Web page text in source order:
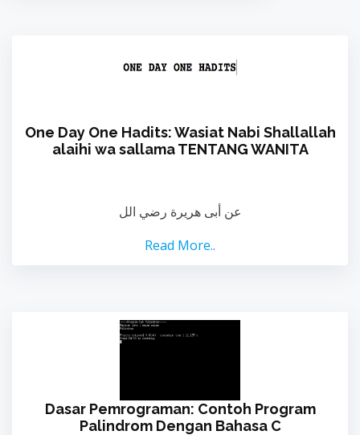
One Day One Hadits: Wasiat Nabi Shallallah
alaihi wa sallama TENTANG WANITA
عن أبى هريرة رضي الل
Read More..
Dasar Pemrograman: Contoh Program
Palindrom Dengan Bahasa C